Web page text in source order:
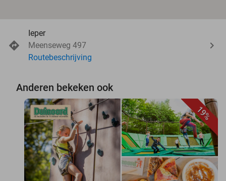
Ieper
Meenseweg 497
Routebeschrijving
Anderen bekeken ook
19%